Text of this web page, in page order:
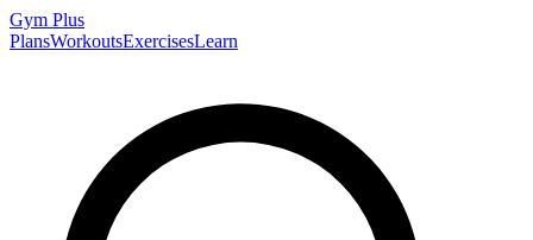
Gym Plus
PlansWorkoutsExercisesLearn